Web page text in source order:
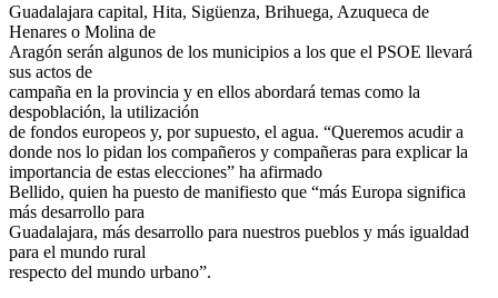
Guadalajara capital, Hita, Sigüenza, Brihuega, Azuqueca de
Henares o Molina de
Aragón serán algunos de los municipios a los que el PSOE llevará
sus actos de
campaña en la provincia y en ellos abordará temas como la
despoblación, la utilización
de fondos europeos y, por supuesto, el agua. “Queremos acudir a
donde nos lo pidan los compañeros y compañeras para explicar la
importancia de estas elecciones” ha afirmado
Bellido, quien ha puesto de manifiesto que “más Europa significa
más desarrollo para
Guadalajara, más desarrollo para nuestros pueblos y más igualdad
para el mundo rural
respecto del mundo urbano”.